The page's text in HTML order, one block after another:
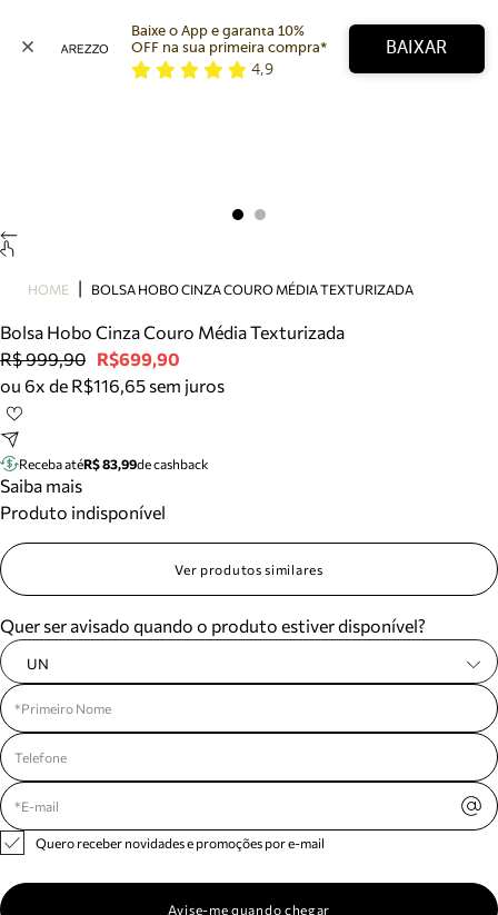
Bolsa
Tamanco
Tênis
Mule
Tire dúvidas sobre pedidos, devoluções e mais.
Meus pedidos
Acompanhe seus pedidos e solicite devoluções.
Baixe o App e garanta 10%
OFF na sua primeira compra*
4,9
BAIXAR
HOME BOLSA HOBO CINZA COURO MÉDIA TEXTURIZADA
Bolsa Hobo Cinza Couro Média Texturizada
R$ 999,90 R$699,90
ou 6x de R$116,65 sem juros
Receba atéR$ 83,99de cashback
Saiba mais
Produto indisponível
Ver produtos similares
Quer ser avisado quando o produto estiver disponível?
UN
Quero receber novidades e promoções por e-mail
Avise-me quando chegar